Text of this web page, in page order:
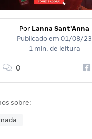
Por Lanna Sant'Anna
Publicado em 01/08/23
1 min. de leitura
0
sobre: